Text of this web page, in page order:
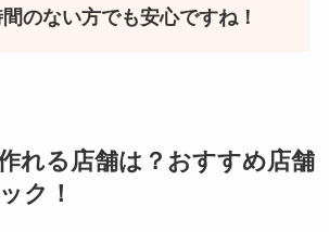
のない方でも安心ですね！
れる店舗は？おすすめ店舗
ク！